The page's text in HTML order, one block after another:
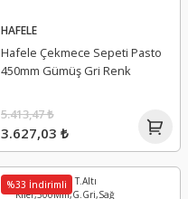
HAFELE
Hafele Çekmece Sepeti Pasto
450mm Gümüş Gri Renk
3.627,03 ₺
5.413,47 ₺
%33 İndirimli